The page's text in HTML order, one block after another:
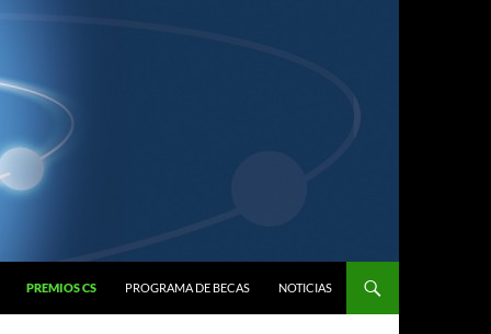
PREMIOS CS PROGRAMA DE BECAS NOTICIAS